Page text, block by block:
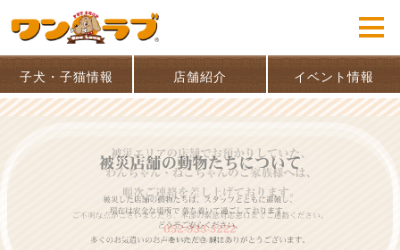
子犬・子猫情報 店舗紹介 イベント情報